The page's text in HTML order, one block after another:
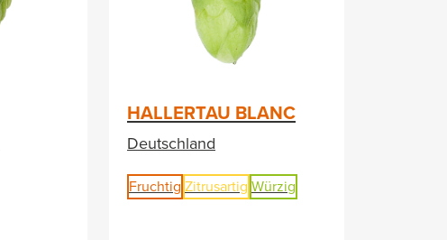
HALLERTAU BLANC
Deutschland
Fruchtig Zitrusartig Würzig